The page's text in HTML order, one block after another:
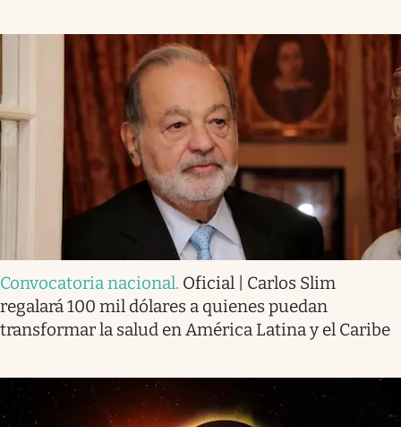
Convocatoria nacional. Oficial | Carlos Slim
regalará 100 mil dólares a quienes puedan
transformar la salud en América Latina y el Caribe